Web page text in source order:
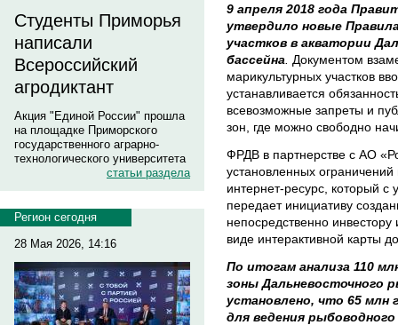
Студенты Приморья
написали
Всероссийский
агродиктант
Акция "Единой России" прошла
на площадке Приморского
государственного аграрно-
технологического университета
статьи раздела
Регион сегодня
28 Мая 2026, 14:16
9 апреля 2018 года
утвердило новые
участков в акватории
бассейна
Документом
марикультурных участков
устанавливается
всевозможные запреты и
зон, где можно свободно
ФРДВ в партнерстве с АО
установленных
интернет-ресурс, который с
передает инициативу
непосредственно
виде интерактивной карты
По итогам анализа 110
зоны Дальневосточного
установлено, что 65 млн
для ведения рыбоводного